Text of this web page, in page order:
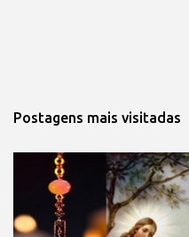
Postagens mais visitadas